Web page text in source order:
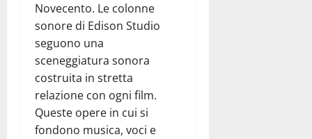
Novecento. Le colonne
sonore di Edison Studio
seguono una
sceneggiatura sonora
costruita in stretta
relazione con ogni film.
Queste opere in cui si
fondono musica, voci e